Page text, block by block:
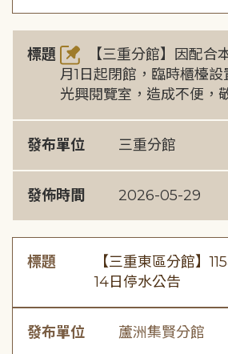
標題
【三重分館】因配合
月1日起閉館，臨時櫃檯
光興閱覽室，造成不便，
發布單位 三重分館
發佈時間 2026-05-29
標題
【三重東區分館】
14日停水公告
發布單位 蘆洲集賢分館